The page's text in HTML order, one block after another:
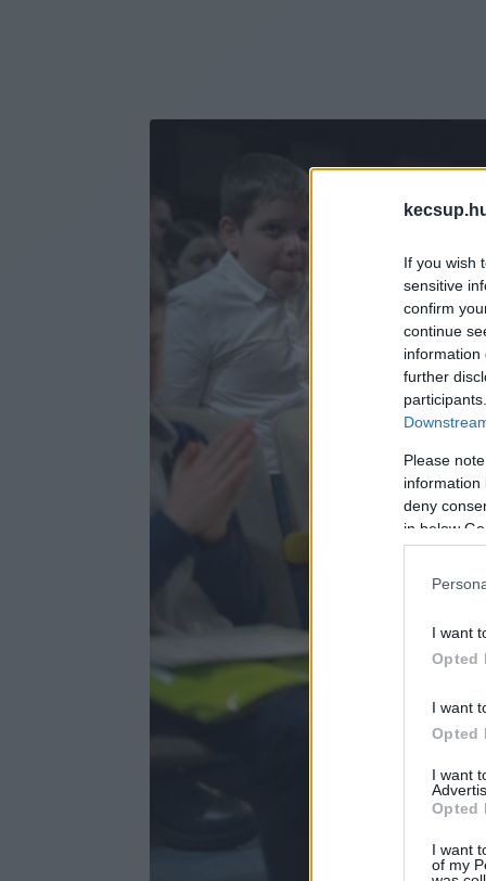
If you wish
sensitive
confirm
continue
information
further
Please
information
deny
in below
I want
Opted
I want
Opted
I want
Opted
I want
of my